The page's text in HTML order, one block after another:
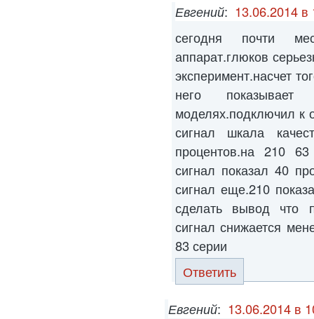
Евгений: 13.06.2014 в
сегодня почти
аппарат.глюков
эксперимент.насчет
него
моделях.подключил к
сигнал шкала
процентов.на 210
сигнал показал 40
сигнал еще.210
сделать вывод что
сигнал снижается
83 серии
Ответить
Евгений: 13.06.2014 в